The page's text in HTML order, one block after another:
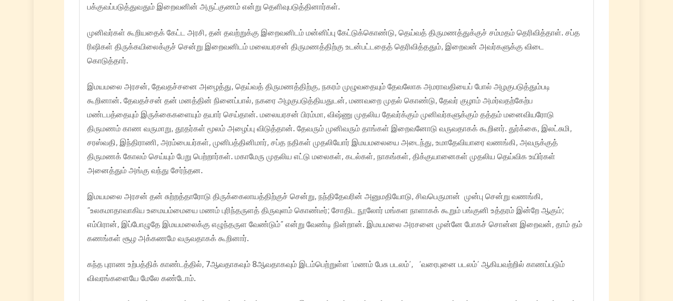
பக்குவப்படுத்துவதும் இறைவனின் அருட்குணம் என்று தெளிவுபடுத்தினார்கள்.
முனிவர்கள் கூறியதைக் கேட்ட அரசி, தன் தவற்றுக்கு இறைவனிடம் மன்னிப்பு கேட்டுக்கொண்டு, தெய்வத் திருமணத்துக்குச் சம்மதம் தெரிவித்தாள். சப்த
ரிஷிகள் திருக்கயிலைக்குச் சென்று இறைவனிடம் மலையரசன் திருமணத்திற்கு உடன்பட்டதைத் தெரிவித்ததும், இறைவன் அவர்களுக்கு விடை
கொடுத்தார்.
இமயமலை அரசன், தேவதச்சனை அழைத்து, தெய்வத் திருமணத்திற்கு, நகரம் முழுவதையும் தேவலோக அமராவதியைப் போல் அழகுபடுத்தும்படி
கூறினான். தேவதச்சன் தன் மனத்தின் நினைப்பால், நகரை அழகுபடுத்தியதுடன், மணவறை முதல் கொண்டு, தேவர் குழாம் அமர்வதற்கேற்ப
மண்டபத்தையும் இருக்கைகளையும் தயார் செய்தான். மலையரசன் பிரம்மா, விஷ்ணு முதலிய தேவர்க்கும் முனிவர்களுக்கும் தத்தம் மனைவியரோடு
திருமணம் காண வருமாறு, தூதர்கள் மூலம் அழைப்பு விடுத்தான். தேவரும் முனிவரும் தாங்கள் இறைவனோடு வருவதாகக் கூறினர். துர்க்கை, இலட்சுமி,
சரஸ்வதி, இந்திராணி, அரம்பையர்கள், முனிபத்தினிமார், சப்த நதிகள் முதலியோர் இமயமலையை அடைந்து, உமாதேவியாரை வணங்கி, அவருக்குத்
திருமணக் கோலம் செய்யும் பேறு பெற்றார்கள். மகாமேரு முதலிய எட்டு மலைகள், கடல்கள், நாகங்கள், திக்குயானைகள் முதலிய தெய்விக உயிர்கள்
அனைத்தும் அங்கு வந்து சேர்ந்தன.
இமயமலை அரசன் தன் சுற்றத்தாரோடு திருக்கைலாயத்திற்குச் சென்று, நந்திதேவரின் அனுமதியோடு, சிவபெருமான் முன்பு சென்று வணங்கி,
“உலகமாதாவாகிய உமையம்மையை மணம் புரிந்தருளத் திருவுளம் கொண்டீர்; சோதிட நூலோர் மங்கள நாளாகக் கூறும் பங்குனி உத்தரம் இன்றே ஆகும்;
எம்பிரான், இப்போழுதே இமயமலைக்கு எழுந்தருள வேண்டும்” என்று வேண்டி நின்றான். இமயமலை அரசனை முன்னே போகச் சொன்ன இறைவன், தாம் தம்
கணங்கள் சூழ அக்கணமே வருவதாகக் கூறினார்.
கந்த புராண உற்பத்திக் காண்டத்தில், 7ஆவதாகவும் 8ஆவதாகவும் இடம்பெற்றுள்ள ‘மணம் பேசு படலம்’, ‘வரைபுனை படலம்’ ஆகியவற்றில் காணப்படும்
விவரங்களையே மேலே கண்டோம்.